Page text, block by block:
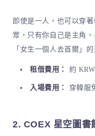
即使是一人，也可以穿
眾，只有你自己是主角
「女生一個人去首爾」的
租借費用： 約
入場費用： 穿韓服
2. COEX 星空圖書